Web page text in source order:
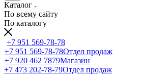
Каталог
По всему сайту
По каталогу
+7 951 569-78-78
+7 951 569-78-78Отдел продаж
+7 920 462 7879Магазин
+7 473 202-78-79Отдел продаж